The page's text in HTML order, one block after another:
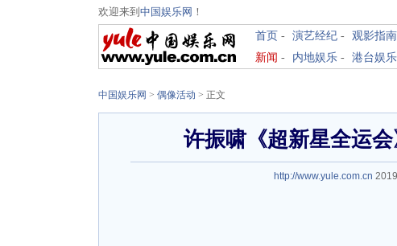
欢迎来到 中国娱乐网 ！
首页 - 演艺经纪 - 观影指南
新闻 - 内地娱乐 - 港台娱乐
中国娱乐网 > 偶像活动 > 正文
许振啸《超新星全运
http://www.yule.com.cn